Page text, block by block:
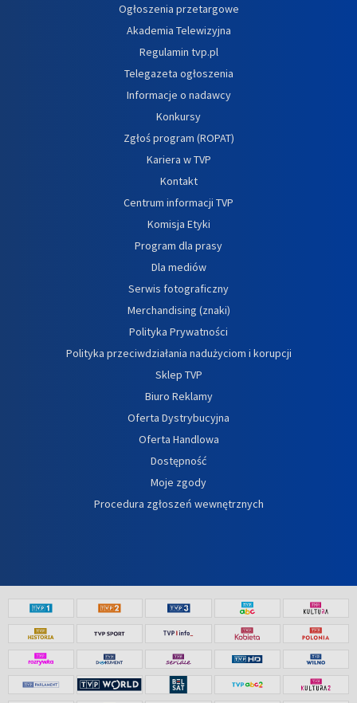
Ogłoszenia przetargowe
Akademia Telewizyjna
Regulamin tvp.pl
Telegazeta ogłoszenia
Informacje o nadawcy
Konkursy
Zgłoś program (ROPAT)
Kariera w TVP
Kontakt
Centrum informacji TVP
Komisja Etyki
Program dla prasy
Dla mediów
Serwis fotograficzny
Merchandising (znaki)
Polityka Prywatności
Polityka przeciwdziałania nadużyciom i korupcji
Sklep TVP
Biuro Reklamy
Oferta Dystrybucyjna
Oferta Handlowa
Dostępność
Moje zgody
Procedura zgłoszeń wewnętrznych